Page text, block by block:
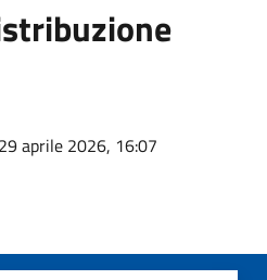
aprile 2026, 16:07